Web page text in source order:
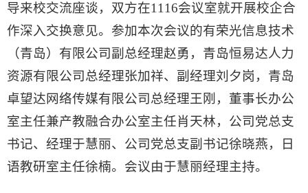
导来校交流座谈，双方在1116会议室就开展校企合
作深入交换意见。参加本次会议的有荣光信息技术
（青岛）有限公司副总经理赵勇，青岛恒易达人力
资源有限公司总经理张加祥、副经理刘夕岗，青岛
卓望达网络传媒有限公司总经理王刚，董事长办公
室主任兼产教融合办公室主任肖天林，​公司党总支
书记、经理于慧丽、​公司党总支副书记徐晓燕，日
语教研室主任徐楠。会议由于慧丽经理主持。